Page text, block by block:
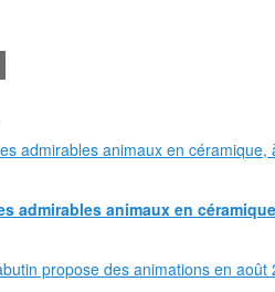
admirables animaux en